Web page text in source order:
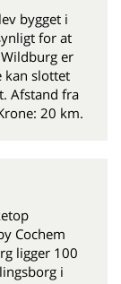
bygget i
for at
er
kan slottet
Afstand fra
20 km.
Cochem
ligger 100
i